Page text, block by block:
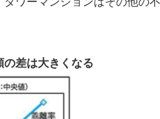
差は大きくなる